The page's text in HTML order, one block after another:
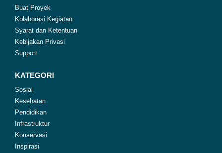
Buat Proyek
Kolaborasi Kegiatan
Syarat dan Ketentuan
Kebijakan Privasi
Support
KATEGORI
Sosial
Kesehatan
Pendidikan
Infrastruktur
Konservasi
Inspirasi